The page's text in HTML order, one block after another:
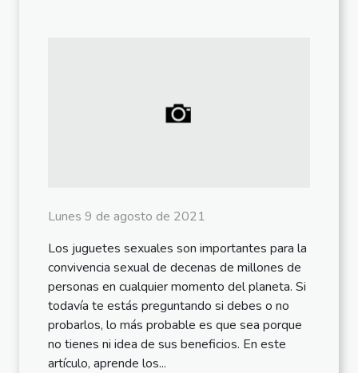
Lunes 9 de agosto de 2021
Los juguetes sexuales son importantes para la
convivencia sexual de decenas de millones de
personas en cualquier momento del planeta. Si
todavía te estás preguntando si debes o no
probarlos, lo más probable es que sea porque
no tienes ni idea de sus beneficios. En este
artículo, aprende los...